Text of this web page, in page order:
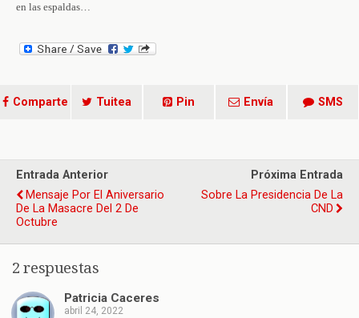
en las espaldas…
Comparte Tuitea Pin Envía SMS
Entrada Anterior
Mensaje Por El Aniversario
De La Masacre Del 2 De
Octubre
Próxima Entrada
Sobre La Presidencia De La
CND
2 respuestas
Patricia Caceres
abril 24, 2022